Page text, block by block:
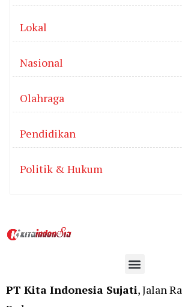
Lokal
Nasional
Olahraga
Pendidikan
Politik & Hukum
PT Kita Indonesia Sujati, Jalan